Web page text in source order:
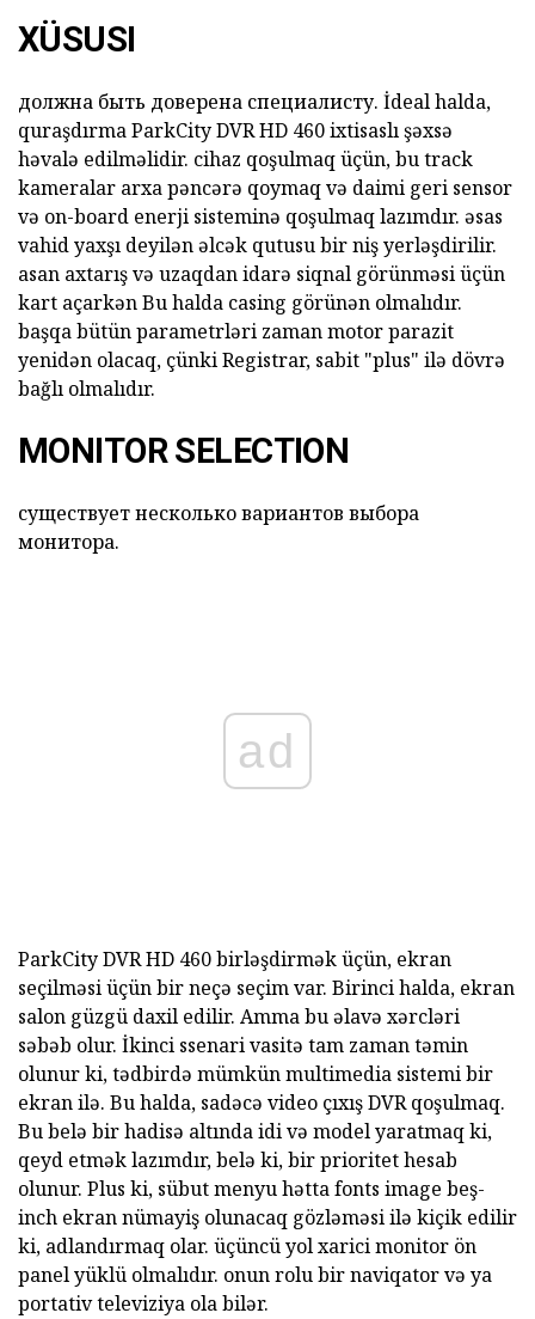
XÜSUSI
должна быть доверена специалисту. İdeal halda,
quraşdırma ParkCity DVR HD 460ixtisaslı şəxsə
həvalə edilməlidir. cihaz qoşulmaq üçün, bu track
kameralar arxa pəncərə qoymaq və daimi geri sensor
və on-board enerji sisteminə qoşulmaq lazımdır. əsas
vahid yaxşı deyilən əlcək qutusu bir niş yerləşdirilir.
asan axtarış və uzaqdan idarə siqnal görünməsi üçün
kart açarkən Bu halda casing görünən olmalıdır.
başqa bütün parametrləri zaman motor parazit
yenidən olacaq, çünki Registrar, sabit "plus" ilə dövrə
bağlı olmalıdır.
MONITOR SELECTION
существует несколько вариантов выбора
монитора.
ad
ParkCity DVR HD 460birləşdirməküçün, ekran
seçilməsi üçün bir neçə seçim var. Birinci halda, ekran
salon güzgü daxil edilir. Amma bu əlavə xərcləri
səbəb olur. İkinci ssenari vasitə tam zaman təmin
olunur ki, tədbirdə mümkün multimedia sistemi bir
ekran ilə. Bu halda, sadəcə video çıxış DVR qoşulmaq.
Bu belə bir hadisə altında idi və model yaratmaq ki,
qeyd etmək lazımdır, belə ki, bir prioritet hesab
olunur. Plus ki, sübut menyu hətta fonts image beş-
inch ekran nümayiş olunacaq gözləməsi ilə kiçik edilir
ki, adlandırmaq olar. üçüncü yol xarici monitor ön
panel yüklü olmalıdır. onun rolu bir naviqator və ya
portativ televiziya ola bilər.